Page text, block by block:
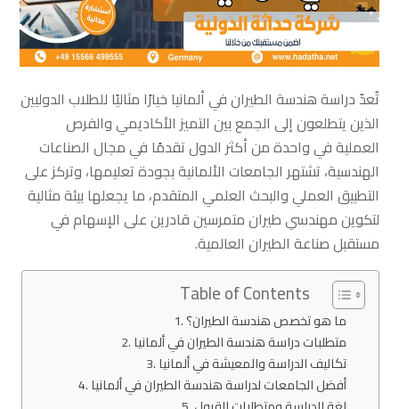
تُعدّ دراسة هندسة الطيران في ألمانيا خيارًا مثاليًا للطلاب الدوليين
الذين يتطلعون إلى الجمع بين التميز الأكاديمي والفرص
العملية في واحدة من أكثر الدول تقدمًا في مجال الصناعات
الهندسية، تشتهر الجامعات الألمانية بجودة تعليمها، وتركز على
التطبيق العملي والبحث العلمي المتقدم، ما يجعلها بيئة مثالية
لتكوين مهندسي طيران متمرسين قادرين على الإسهام في
مستقبل صناعة الطيران العالمية.
Table of Contents
ما هو تخصص هندسة الطيران؟
متطلبات دراسة هندسة الطيران في ألمانيا
تكاليف الدراسة والمعيشة في ألمانيا
أفضل الجامعات لدراسة هندسة الطيران في ألمانيا